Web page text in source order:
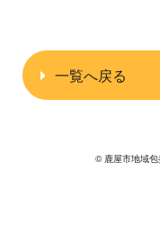
一覧へ戻る
© 鹿屋市地域